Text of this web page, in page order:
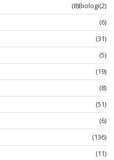
(2)
Biologi
(8)
(6)
(31)
(5)
(19)
(8)
(51)
(6)
(136)
(11)